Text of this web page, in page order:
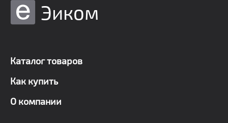
Эиком
Каталог товаров
Как купить
О компании